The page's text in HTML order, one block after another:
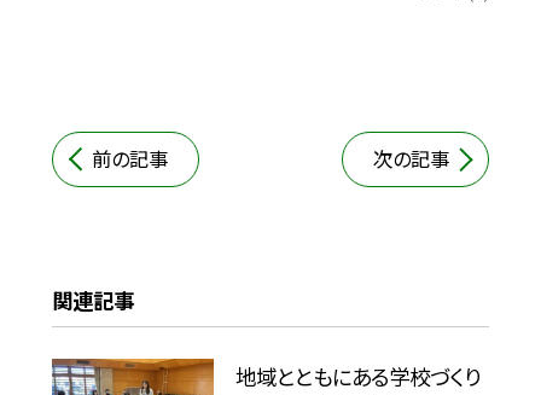
前の記事 次の記事
関連記事
地域とともにある学校づくり